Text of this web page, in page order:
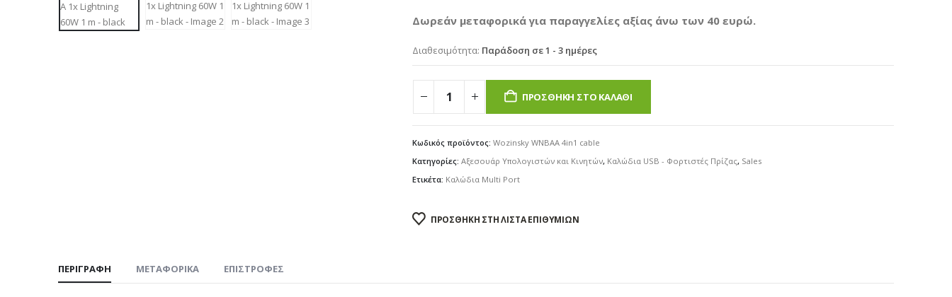
was: τιμή
€4.90.
Δωρεάν μεταφορικά για παραγγελίες αξίας άνω των 40 ευρώ.
Διαθεσιμότητα: Παράδοση σε 1 - 3 ημέρες
ΠΡΟΣΘΉΚΗ ΣΤΟ ΚΑΛΆΘΙ
Κωδικός προϊόντος: Wozinsky WNBAA 4in1 cable
Κατηγορίες: Αξεσουάρ Υπολογιστών και Κινητών, Καλώδια USB - Φορτιστές Πρίζας, Sales
Ετικέτα: Καλώδια Multi Port
ΠΡΟΣΘΉΚΗ ΣΤΗ ΛΊΣΤΑ ΕΠΙΘΥΜΙΏΝ
ΠΕΡΙΓΡΑΦΉ ΜΕΤΑΦΟΡΙΚΆ ΕΠΙΣΤΡΟΦΈΣ